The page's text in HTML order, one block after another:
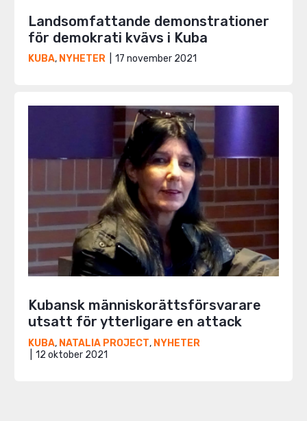
Landsomfattande demonstrationer
för demokrati kvävs i Kuba
KUBA, NYHETER 17 november 2021
Kubansk människorättsförsvarare
utsatt för ytterligare en attack
KUBA, NATALIA PROJECT, NYHETER
12 oktober 2021